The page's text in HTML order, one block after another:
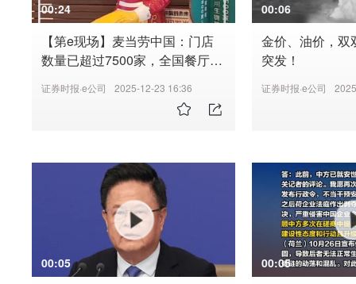
00:24
【第e现场】麦当劳中国：门店
数量已超过7500家，全国餐厅将
证券时报·e公司 2025-12-23 16:36
00:06
金价、油价，双
突发！
证券时报·e公司
00:05 00:05